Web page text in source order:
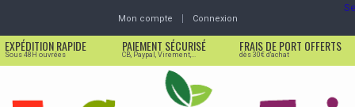
Mon compte Connexion
EXPÉDITION RAPIDE
Sous 48H ouvrées
PAIEMENT SÉCURISÉ
CB, Paypal, Virement,...
FRAIS DE PORT OFFERTS
dès 30€ d'achat